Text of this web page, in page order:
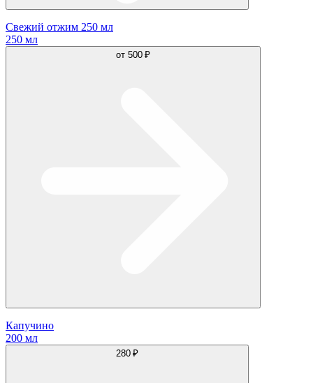
Свежий отжим 250 мл
250 мл
от 500 ₽
Капучино
200 мл
280 ₽